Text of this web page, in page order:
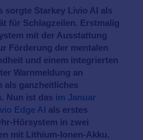
sorgte Starkey Livio AI als
für Schlagzeilen. Erstmalig
mit der Ausstattung
Förderung der mentalen
und einem integrierten
Warnmeldung an
als ganzheitliches
Nun ist das im Januar
Edge AI als erstes
Hörsystem in zwei
mit Lithium-Ionen-Akku,